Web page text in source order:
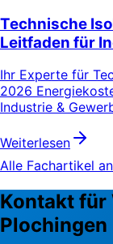
Technische
Leitfaden für
Ihr Experte für
2026
Industrie &
Weiterlesen
Alle Fachartikel
Kontakt für
Plochingen